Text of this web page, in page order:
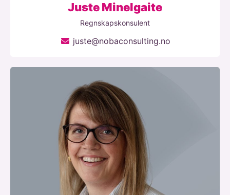
Juste Minelgaite
Regnskapskonsulent
juste@nobaconsulting.no